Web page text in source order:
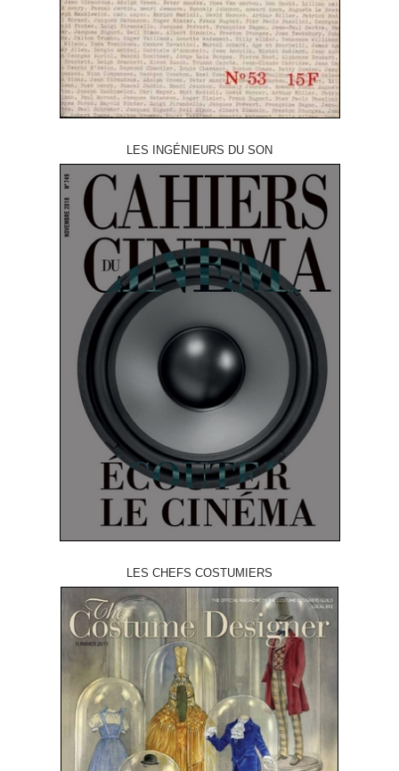
LES INGÉNIEURS DU SON
LES CHEFS COSTUMIERS